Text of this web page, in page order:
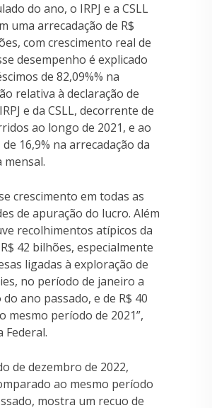
do ano, o IRPJ e a CSLL
uma arrecadação de R$
com crescimento real de
desempenho é explicado
de 82,09%% na
relativa à declaração de
e da CSLL, decorrente de
ao longo de 2021, e ao
16,9% na arrecadação da
mensal.
crescimento em todas as
de apuração do lucro. Além
recolhimentos atípicos da
42 bilhões, especialmente
ligadas à exploração de
no período de janeiro a
ano passado, e de R$ 40
mesmo período de 2021”,
Federal.
de dezembro de 2022,
ao mesmo período
mostra um recuo de